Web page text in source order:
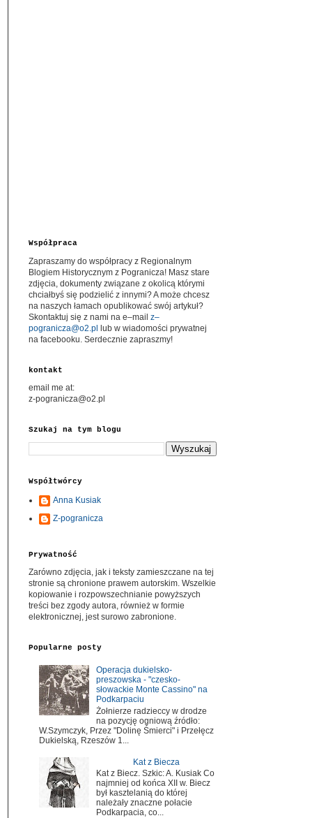
Współpraca
Zapraszamy do współpracy z Regionalnym
Blogiem Historycznym z Pogranicza! Masz stare
zdjęcia, dokumenty związane z okolicą którymi
chciałbyś się podzielić z innymi? A może chcesz
na naszych łamach opublikować swój artykuł?
Skontaktuj się z nami na e–mail z–
pogranicza@o2.pl
lub w wiadomości prywatnej
na facebooku. Serdecznie zapraszmy!
kontakt
email me at:
z-pogranicza@o2.pl
Szukaj na tym blogu
Współtwórcy
Anna Kusiak
Z-pogranicza
Prywatność
Zarówno zdjęcia, jak i teksty zamieszczane na tej
stronie są chronione prawem autorskim. Wszelkie
kopiowanie i rozpowszechnianie powyższych
treści bez zgody autora, również w formie
elektronicznej, jest surowo zabronione.
Popularne posty
Operacja dukielsko-
preszowska - "czesko-
słowackie Monte Cassino" na
Podkarpaciu
Żołnierze radzieccy w drodze
na pozycję ogniową źródło:
W.Szymczyk, Przez "Dolinę Śmierci" i Przełęcz
Dukielską, Rzeszów 1...
Kat z Biecza
Kat z Biecz. Szkic: A. Kusiak Co
najmniej od końca XII w. Biecz
był kasztelanią do której
należały znaczne połacie
Podkarpacia, co...